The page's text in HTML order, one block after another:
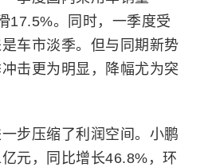
17.5%。同时，一季度受
车市淡季。但与同期新势
击更为明显，降幅尤为突
步压缩了利润空间。小鹏
元，同比增长46.8%，环